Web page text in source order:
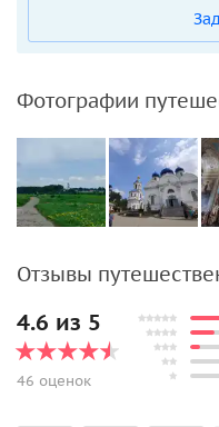
Фотографии
Отзывы
4.6 из 5
46 оценок